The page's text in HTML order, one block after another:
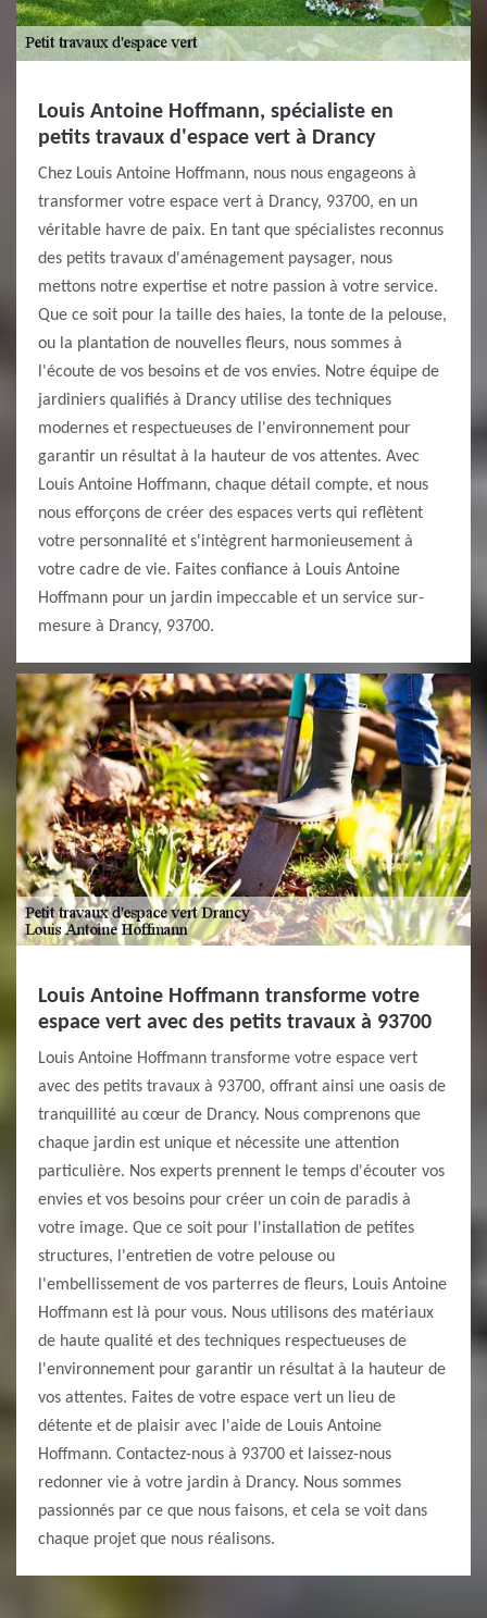
Louis Antoine Hoffmann, spécialiste en
petits travaux d'espace vert à Drancy
Chez Louis Antoine Hoffmann, nous nous engageons à
transformer votre espace vert à Drancy, 93700, en un
véritable havre de paix. En tant que spécialistes reconnus
des petits travaux d'aménagement paysager, nous
mettons notre expertise et notre passion à votre service.
Que ce soit pour la taille des haies, la tonte de la pelouse,
ou la plantation de nouvelles fleurs, nous sommes à
l'écoute de vos besoins et de vos envies. Notre équipe de
jardiniers qualifiés à Drancy utilise des techniques
modernes et respectueuses de l'environnement pour
garantir un résultat à la hauteur de vos attentes. Avec
Louis Antoine Hoffmann, chaque détail compte, et nous
nous efforçons de créer des espaces verts qui reflètent
votre personnalité et s'intègrent harmonieusement à
votre cadre de vie. Faites confiance à Louis Antoine
Hoffmann pour un jardin impeccable et un service sur-
mesure à Drancy, 93700.
Louis Antoine Hoffmann transforme votre
espace vert avec des petits travaux à 93700
Louis Antoine Hoffmann transforme votre espace vert
avec des petits travaux à 93700, offrant ainsi une oasis de
tranquillité au cœur de Drancy. Nous comprenons que
chaque jardin est unique et nécessite une attention
particulière. Nos experts prennent le temps d'écouter vos
envies et vos besoins pour créer un coin de paradis à
votre image. Que ce soit pour l'installation de petites
structures, l'entretien de votre pelouse ou
l'embellissement de vos parterres de fleurs, Louis Antoine
Hoffmann est là pour vous. Nous utilisons des matériaux
de haute qualité et des techniques respectueuses de
l'environnement pour garantir un résultat à la hauteur de
vos attentes. Faites de votre espace vert un lieu de
détente et de plaisir avec l'aide de Louis Antoine
Hoffmann. Contactez-nous à 93700 et laissez-nous
redonner vie à votre jardin à Drancy. Nous sommes
passionnés par ce que nous faisons, et cela se voit dans
chaque projet que nous réalisons.